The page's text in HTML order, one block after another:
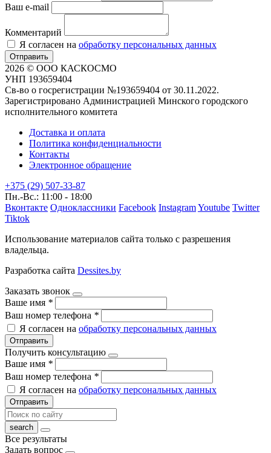
Ваш e-mail
Комментарий
Я согласен на обработку персональных данных
Отправить
2026 © ООО КАСКОСМО
УНП 193659404
Св-во о госрегистрации №193659404 от 30.11.2022.
Зарегистрировано Администрацией Минского городского
исполнительного комитета
Доставка и оплата
Политика конфиденциальности
Контакты
Электронное обращение
+375 (29) 507-33-87
Пн.-Вс.: 11:00 - 18:00
Вконтакте Одноклассники Facebook InstagramYoutube Twitter
Tiktok
Использование материалов сайта только с разрешения
владельца.
Разработка сайта Dessites.by
Заказать звонок
Ваше имя *
Ваш номер телефона *
Я согласен на обработку персональных данных
Отправить
Получить консультацию
Ваше имя *
Ваш номер телефона *
Я согласен на обработку персональных данных
Отправить
Все результаты
Задать вопрос